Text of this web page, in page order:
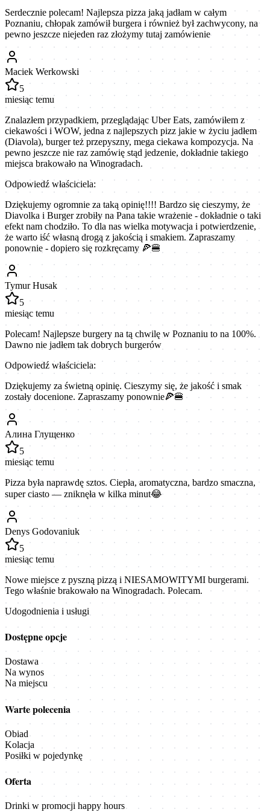
Serdecznie polecam! Najlepsza pizza jaką jadłam w całym
Poznaniu, chłopak zamówił burgera i również był zachwycony, na
pewno jeszcze niejeden raz złożymy tutaj zamówienie
Maciek Werkowski
5
miesiąc temu
Znalazłem przypadkiem, przeglądając Uber Eats, zamówiłem z
ciekawości i WOW, jedna z najlepszych pizz jakie w życiu jadłem
(Diavola), burger też przepyszny, mega ciekawa kompozycja. Na
pewno jeszcze nie raz zamówię stąd jedzenie, dokładnie takiego
miejsca brakowało na Winogradach.
Odpowiedź właściciela:
Dziękujemy ogromnie za taką opinię!!!! Bardzo się cieszymy, że
Diavolka i Burger zrobiły na Pana takie wrażenie - dokładnie o taki
efekt nam chodziło. To dla nas wielka motywacja i potwierdzenie,
że warto iść własną drogą z jakością i smakiem. Zapraszamy
ponownie - dopiero się rozkręcamy 🍕🍔
Tymur Husak
5
miesiąc temu
Polecam! Najlepsze burgery na tą chwilę w Poznaniu to na 100%.
Dawno nie jadłem tak dobrych burgerów
Odpowiedź właściciela:
Dziękujemy za świetną opinię. Cieszymy się, że jakość i smak
zostały docenione. Zapraszamy ponownie🍕🍔
Алина Глущенко
5
miesiąc temu
Pizza była naprawdę sztos. Ciepła, aromatyczna, bardzo smaczna,
super ciasto — zniknęła w kilka minut😂
Denys Godovaniuk
5
miesiąc temu
Nowe miejsce z pyszną pizzą i NIESAMOWITYMI burgerami.
Tego właśnie brakowało na Winogradach. Polecam.
Udogodnienia i usługi
Dostępne opcje
Dostawa
Na wynos
Na miejscu
Warte polecenia
Obiad
Kolacja
Posiłki w pojedynkę
Oferta
Drinki w promocji happy hours